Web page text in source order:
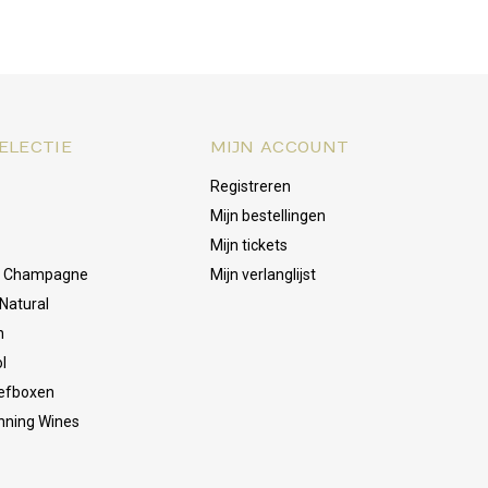
Champagne
Wines
MIJN ACCOUNT
Registreren
Mijn bestellingen
Mijn tickets
Mijn verlanglijst